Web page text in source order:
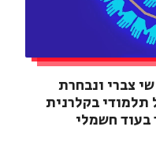
צברי ונבחרת
תלמודי בקלרנית
בעוד חשמלי